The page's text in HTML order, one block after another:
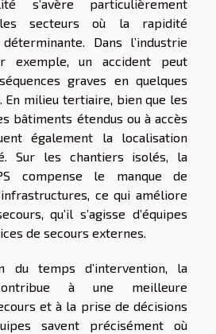
s’avère particulièrement
secteurs où la rapidité
Dans l’industrie
exemple, un accident peut
graves en quelques
En milieu tertiaire, bien que les
bâtiments étendus ou à accès
également la localisation
Sur les chantiers isolés, la
compense le manque de
ce qui améliore
qu’il s’agisse d’équipes
de secours externes.
du temps d’intervention, la
à une meilleure
et à la prise de décisions
savent précisément où